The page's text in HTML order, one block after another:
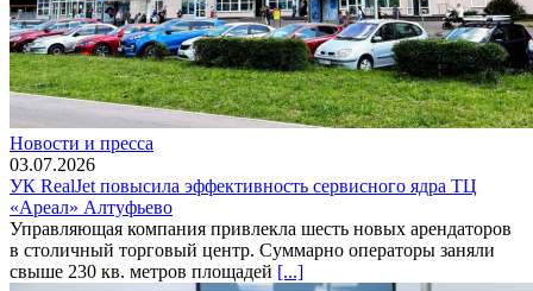
Новости и пресса
03.07.2026
УК RealJet повысила эффективность сервисного ядра ТЦ
«Ареал» Алтуфьево
Управляющая компания привлекла шесть новых арендаторов
в столичный торговый центр. Суммарно операторы заняли
свыше 230 кв. метров площадей [...]